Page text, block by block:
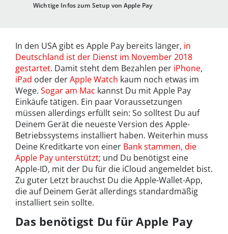
Wichtige Infos zum Setup von Apple Pay
In den USA gibt es Apple Pay bereits länger, in
Deutschland ist der Dienst im November 2018
gestartet. Damit steht dem Bezahlen per iPhone,
iPad oder derApple Watch kaum noch etwas im
Wege. Sogar am Mac kannst Du mit Apple Pay
Einkäufe tätigen. Ein paar Voraussetzungen
müssen allerdings erfüllt sein: So solltest Du auf
Deinem Gerät die neueste Version des Apple-
Betriebssystems installiert haben. Weiterhin muss
Deine Kreditkarte von einer Bank stammen, die
Apple Pay unterstützt; und Du benötigst eine
Apple-ID, mit der Du für die iCloud angemeldet bist.
Zu guter Letzt brauchst Du die Apple-Wallet-App,
die auf Deinem Gerät allerdings standardmäßig
installiert sein sollte.
Das benötigst Du für Apple Pay